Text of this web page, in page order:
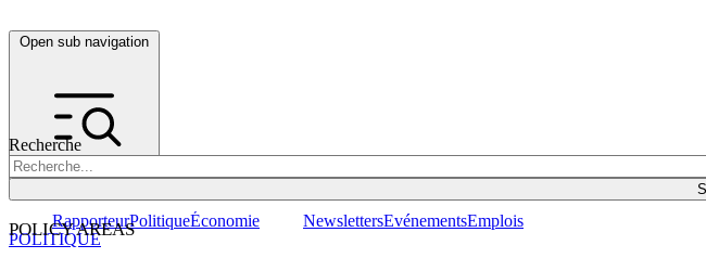
Open sub navigation
Recherche
POLICY AREAS
RapporteurPolitiqueÉconomie NewslettersEvénementsEmplois
POLITIQUE